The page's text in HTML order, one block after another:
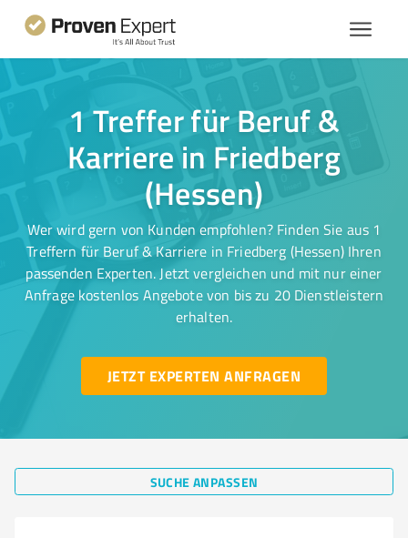
1 Treffer für Beruf &
Karriere in Friedberg
(Hessen)
Wer wird gern von Kunden empfohlen? Finden Sie aus 1
Treffern für Beruf & Karriere in Friedberg (Hessen) Ihren
passenden Experten. Jetzt vergleichen und mit nur einer
Anfrage kostenlos Angebote von bis zu 20 Dienstleistern
erhalten.
JETZT EXPERTEN ANFRAGEN
SUCHE ANPASSEN